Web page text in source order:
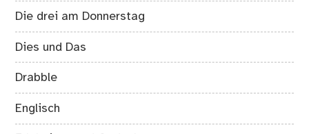
Die drei am Donnerstag
Dies und Das
Drabble
Englisch